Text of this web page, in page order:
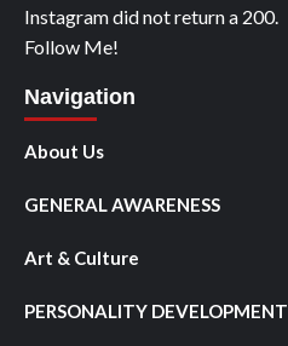
Instagram did not return a 200.
Follow Me!
Navigation
About Us
GENERAL AWARENESS
Art & Culture
PERSONALITY DEVELOPMENT